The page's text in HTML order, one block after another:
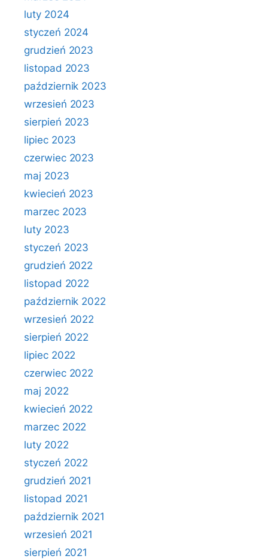
luty 2024
styczeń 2024
grudzień 2023
listopad 2023
październik 2023
wrzesień 2023
sierpień 2023
lipiec 2023
czerwiec 2023
maj 2023
kwiecień 2023
marzec 2023
luty 2023
styczeń 2023
grudzień 2022
listopad 2022
październik 2022
wrzesień 2022
sierpień 2022
lipiec 2022
czerwiec 2022
maj 2022
kwiecień 2022
marzec 2022
luty 2022
styczeń 2022
grudzień 2021
listopad 2021
październik 2021
wrzesień 2021
sierpień 2021